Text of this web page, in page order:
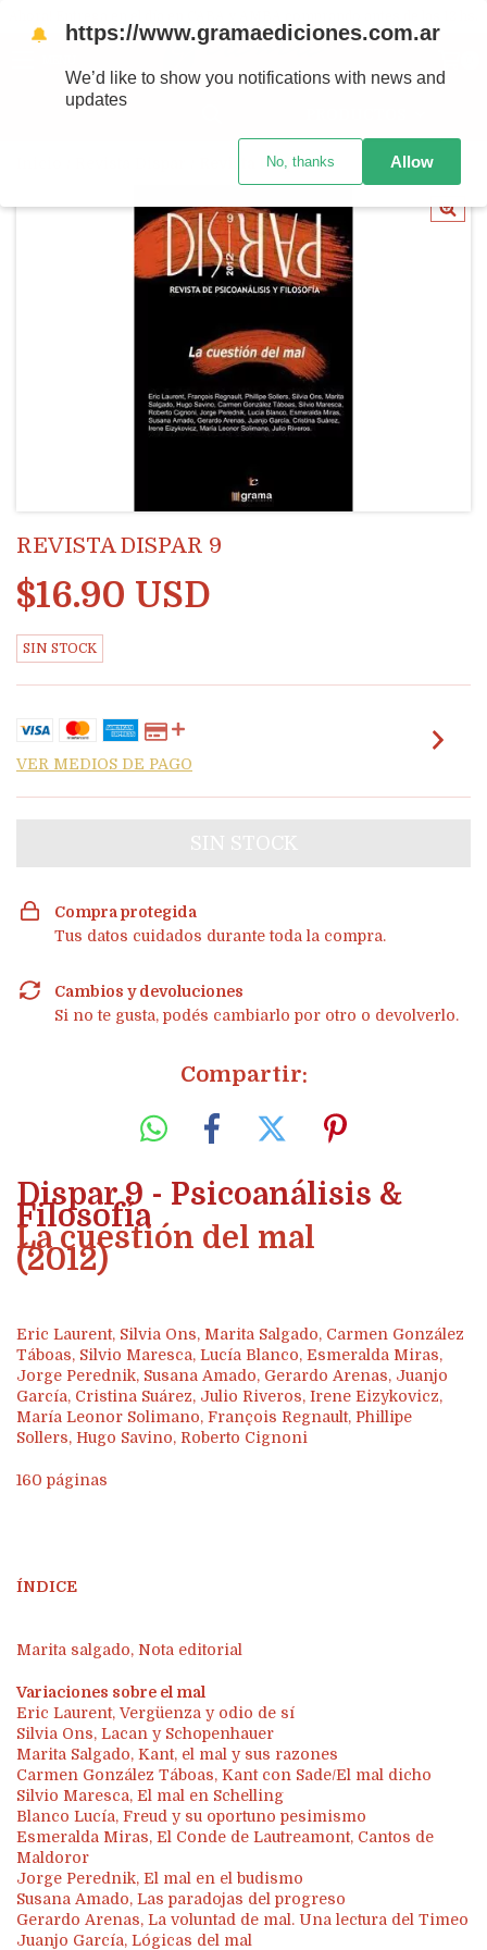
Revista Dispar 9
REVISTA DISPAR 9
$16.90 USD
SIN STOCK
VER MEDIOS DE PAGO
Compra protegida
Tus datos cuidados durante toda la compra.
Cambios y devoluciones
Si no te gusta, podés cambiarlo por otro o devolverlo.
Compartir:
Dispar 9 - Psicoanálisis &
Filosofía
La cuestión del mal
(2012)
Eric Laurent, Silvia Ons, Marita Salgado, Carmen González
Táboas, Silvio Maresca, Lucía Blanco, Esmeralda Miras,
Jorge Perednik, Susana Amado, Gerardo Arenas, Juanjo
García, Cristina Suárez, Julio Riveros, Irene Eizykovicz,
María Leonor Solimano, François Regnault, Phillipe
Sollers, Hugo Savino, Roberto Cignoni
160 páginas
ÍNDICE
Marita salgado, Nota editorial
Variaciones sobre el mal
Eric Laurent, Vergüenza y odio de sí
Silvia Ons, Lacan y Schopenhauer
Marita Salgado, Kant, el mal y sus razones
Carmen González Táboas, Kant con Sade/El mal dicho
Silvio Maresca, El mal en Schelling
Blanco Lucía, Freud y su oportuno pesimismo
Esmeralda Miras, El Conde de Lautreamont, Cantos de
Maldoror
Jorge Perednik, El mal en el budismo
Susana Amado, Las paradojas del progreso
Gerardo Arenas, La voluntad de mal. Una lectura del Timeo
Juanjo García, Lógicas del mal
🔔 https://www.gramaediciones.com.ar
We’d like to show you notifications with news and
updates
No, thanks Allow